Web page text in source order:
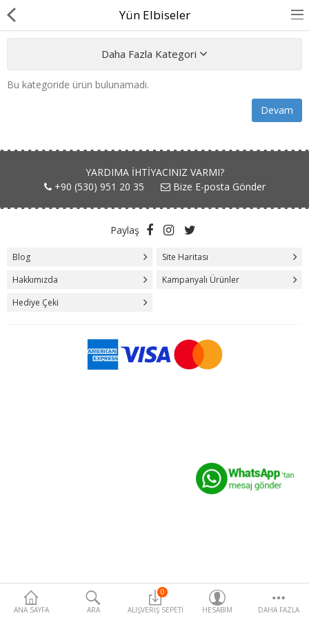
AKSESUAR
ANA SAYFA ARA
0
ALIŞVERIŞ SEPETI
HESABIM DAHA FAZLA
Yün Elbiseler
Daha Fazla Kategori
Bu kategoride ürün bulunamadı.
Devam
YARDIMA IHTIYACINIZ VARMI?
+90 (530) 951 20 35
Bize E-posta Gönder
Paylaş
Blog
Site Haritası
Hakkımızda
Kampanyalı Ürünler
Hediye Çeki